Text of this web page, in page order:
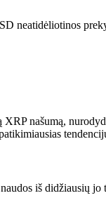
neatidėliotinos
našumą,
iš didžiausių jo